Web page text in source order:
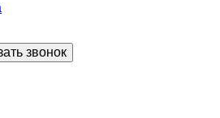
звонок